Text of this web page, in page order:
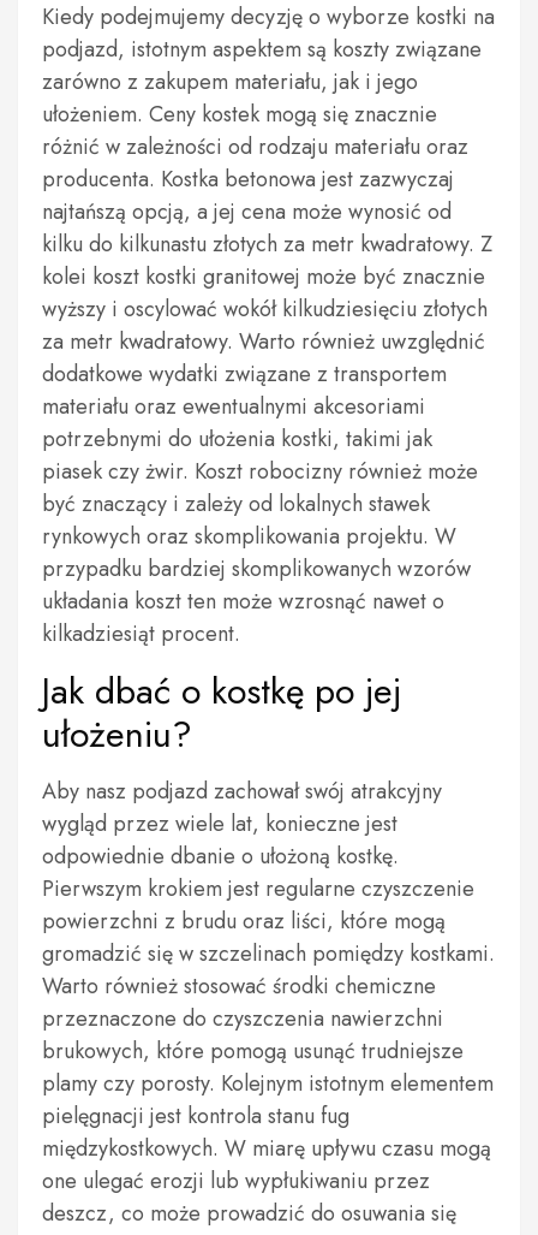
Kiedy podejmujemy decyzję o wyborze kostki na
podjazd, istotnym aspektem są koszty związane
zarówno z zakupem materiału, jak i jego
ułożeniem. Ceny kostek mogą się znacznie
różnić w zależności od rodzaju materiału oraz
producenta. Kostka betonowa jest zazwyczaj
najtańszą opcją, a jej cena może wynosić od
kilku do kilkunastu złotych za metr kwadratowy. Z
kolei koszt kostki granitowej może być znacznie
wyższy i oscylować wokół kilkudziesięciu złotych
za metr kwadratowy. Warto również uwzględnić
dodatkowe wydatki związane z transportem
materiału oraz ewentualnymi akcesoriami
potrzebnymi do ułożenia kostki, takimi jak
piasek czy żwir. Koszt robocizny również może
być znaczący i zależy od lokalnych stawek
rynkowych oraz skomplikowania projektu. W
przypadku bardziej skomplikowanych wzorów
układania koszt ten może wzrosnąć nawet o
kilkadziesiąt procent.
Jak dbać o kostkę po jej
ułożeniu?
Aby nasz podjazd zachował swój atrakcyjny
wygląd przez wiele lat, konieczne jest
odpowiednie dbanie o ułożoną kostkę.
Pierwszym krokiem jest regularne czyszczenie
powierzchni z brudu oraz liści, które mogą
gromadzić się w szczelinach pomiędzy kostkami.
Warto również stosować środki chemiczne
przeznaczone do czyszczenia nawierzchni
brukowych, które pomogą usunąć trudniejsze
plamy czy porosty. Kolejnym istotnym elementem
pielęgnacji jest kontrola stanu fug
międzykostkowych. W miarę upływu czasu mogą
one ulegać erozji lub wypłukiwaniu przez
deszcz, co może prowadzić do osuwania się